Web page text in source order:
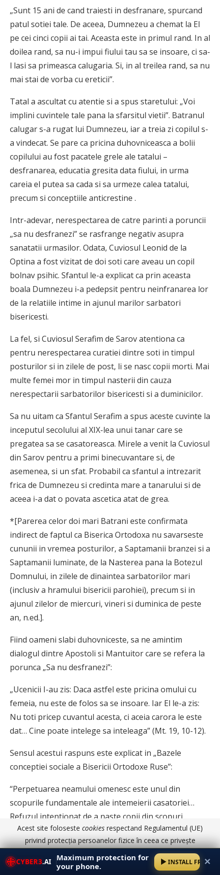
„Sunt 15 ani de cand traiesti in desfranare, spurcand
patul sotiei tale. De aceea, Dumnezeu a chemat la El
pe cei cinci copii ai tai. Aceasta este in primul rand. In al
doilea rand, sa nu-i impui fiului tau sa se insoare, ci sa-
l lasi sa primeasca calugaria. Si, in al treilea rand, sa nu
mai stai de vorba cu ereticii”.
Tatal a ascultat cu atentie si a spus staretului: „Voi
implini cuvintele tale pana la sfarsitul vietii”. Batranul
calugar s-a rugat lui Dumnezeu, iar a treia zi copilul s-
a vindecat. Se pare ca pricina duhovniceasca a bolii
copilului au fost pacatele grele ale tatalui –
desfranarea, educatia gresita data fiului, in urma
careia el putea sa cada si sa urmeze calea tatalui,
precum si conceptiile anticrestine .
Intr-adevar, nerespectarea de catre parinti a poruncii
„sa nu desfranezi” se rasfrange negativ asupra
sanatatii urmasilor. Odata, Cuviosul Leonid de la
Optina a fost vi­zitat de doi soti care aveau un copil
bolnav psihic. Sfantul le-a explicat ca prin aceasta
boala Dumnezeu i-a pedepsit pentru neinfranarea lor
de la relatiile intime in ajunul marilor sarbatori
bisericesti.
La fel, si Cuviosul Serafim de Sarov atentiona ca
pentru nerespectarea curatiei dintre soti in timpul
posturilor si in zilele de post, li se nasc copii morti. Mai
multe femei mor in timpul nasterii din cauza
nerespectarii sarbatorilor bisericesti si a duminicilor.
Sa nu uitam ca Sfantul Serafim a spus aceste cuvinte la
inceputul secolului al XIX-lea unui tanar care se
pregatea sa se casatoreasca. Mirele a venit la Cuviosul
din Sarov pentru a primi binecuvantare si, de
asemenea, si un sfat. Probabil ca sfantul a intrezarit
frica de Dumnezeu si credinta mare a tanarului si de
aceea i-a dat o povata ascetica atat de grea.
*[Parerea celor doi mari Batrani este confirmata
indirect de faptul ca Biserica Ortodoxa nu savarseste
cununii in vremea posturilor, a Saptamanii branzei si a
Saptamanii luminate, de la Nasterea pana la Botezul
Domnului, in zilele de dinaintea sarbatorilor mari
(inclusiv a hramului bisericii parohiei), precum si in
ajunul zilelor de miercuri, vineri si duminica de peste
an, n.ed.].
Fiind oameni slabi duhovniceste, sa ne amintim
dialogul dintre Apostoli si Mantuitor care se refera la
porunca „Sa nu desfranezi”:
„Ucenicii I-au zis: Daca astfel este pricina omului cu
femeia, nu este de folos sa se insoare. Iar El le-a zis:
Nu toti pricep cuvantul acesta, ci aceia carora le este
dat… Cine poate intelege sa inteleaga” (Mt. 19, 10-12).
Sensul acestui raspuns este explicat in „Bazele
conceptiei sociale a Bisericii Ortodoxe Ruse”:
“Perpetuarea neamului omenesc este unul din
scopurile fundamentale ale intemeierii casatoriei…
Refuzul intentionat de a naste copii din sco­puri
egoiste depreciaza casatoria si este un pacat. Pe langa
aceasta, sotii sunt raspunzatori inaintea lui
Dumnezeu pen­tru cresterea copiilor”.
Una din caile de realizare a unei atitudini responsabile
CYBER3.AI Maximum protection for
your phone.
INSTALL FREE✕
Acest site foloseste cookies respectand Regulamentul (UE)
privind protecția persoanelor fizice în ceea ce privește
prelucrarea datelor cu caracter personal și privind libera
circulație a acestor date.
Detalii aici